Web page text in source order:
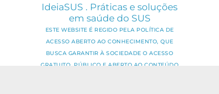
IdeiaSUS . Práticas e soluções
em saúde do SUS
ESTE WEBSITE É REGIDO PELA POLÍTICA DE
ACESSO ABERTO AO CONHECIMENTO, QUE
BUSCA GARANTIR À SOCIEDADE O ACESSO
GRATUITO, PÚBLICO E ABERTO AO CONTEÚDO